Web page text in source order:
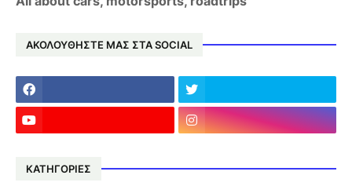
ΑΚΟΛΟΥΘΗΣΤΕ ΜΑΣ ΣΤΑ SOCIAL
ΚΑΤΗΓΟΡΙΕΣ